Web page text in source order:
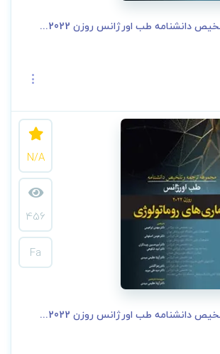
دانشنامه طب اورژانس روزن 2022...
N/A
456
Fa
دانشنامه طب اورژانس روزن 2022...